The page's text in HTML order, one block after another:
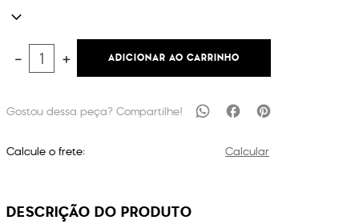
＋
－ ADICIONAR AO CARRINHO
Calcule o frete: Calcular
DESCRIÇÃO DO PRODUTO